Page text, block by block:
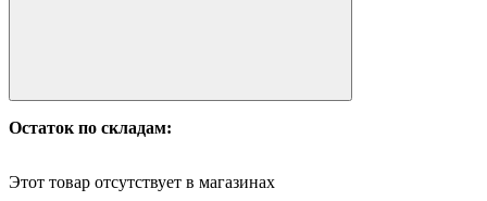
Остаток по складам:
Этот товар отсутствует в магазинах